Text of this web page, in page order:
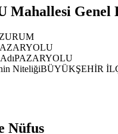
Mahallesi
PAZARYOLU
NiteliğiBÜYÜKŞEHİR
Nüfus